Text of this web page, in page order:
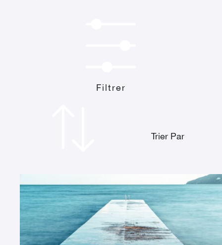
Filtrer
Trier Par